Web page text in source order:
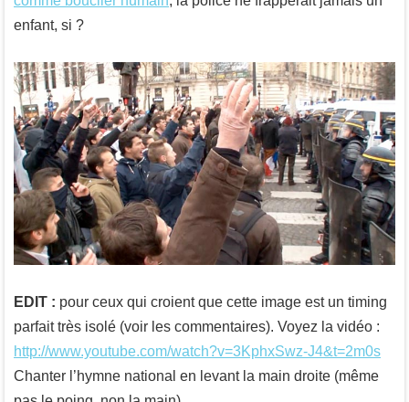
enfant, si ?
EDIT : pour ceux qui croient que cette image est un timing
parfait très isolé (voir les commentaires). Voyez la vidéo :
http://www.youtube.com/watch?v=3KphxSwz-J4&t=2m0s
Chanter l’hymne national en levant la main droite (même